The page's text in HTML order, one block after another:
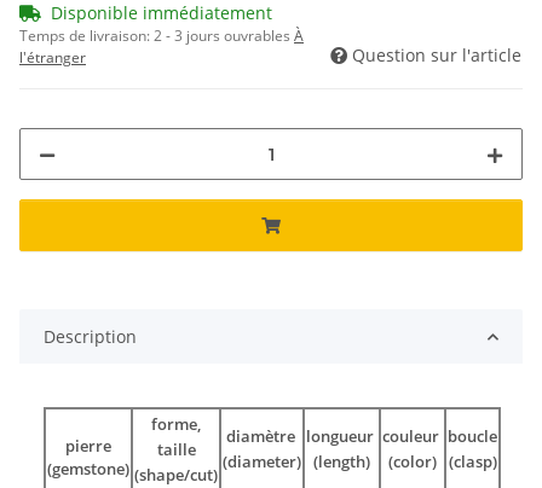
Disponible immédiatement
Temps de livraison:2 - 3 jours ouvrables À
l'étranger
Question sur l'article
Description
pierre
(gemstone)
forme,
taille
(shape/cut)
diamètre
(diameter)
longueur
(length)
couleur
(color)
boucle
(clasp)